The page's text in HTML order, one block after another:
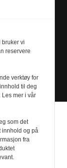
by
bruker vi
reservere
verktøy for
til deg
mer i vår
som det
innhold og på
fra